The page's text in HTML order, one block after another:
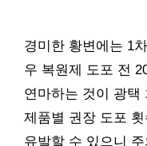
경미한 황변에는 1
우 복원제 도포 전
연마하는 것이 광택
제품별 권장 도포
유발할 수 있으니